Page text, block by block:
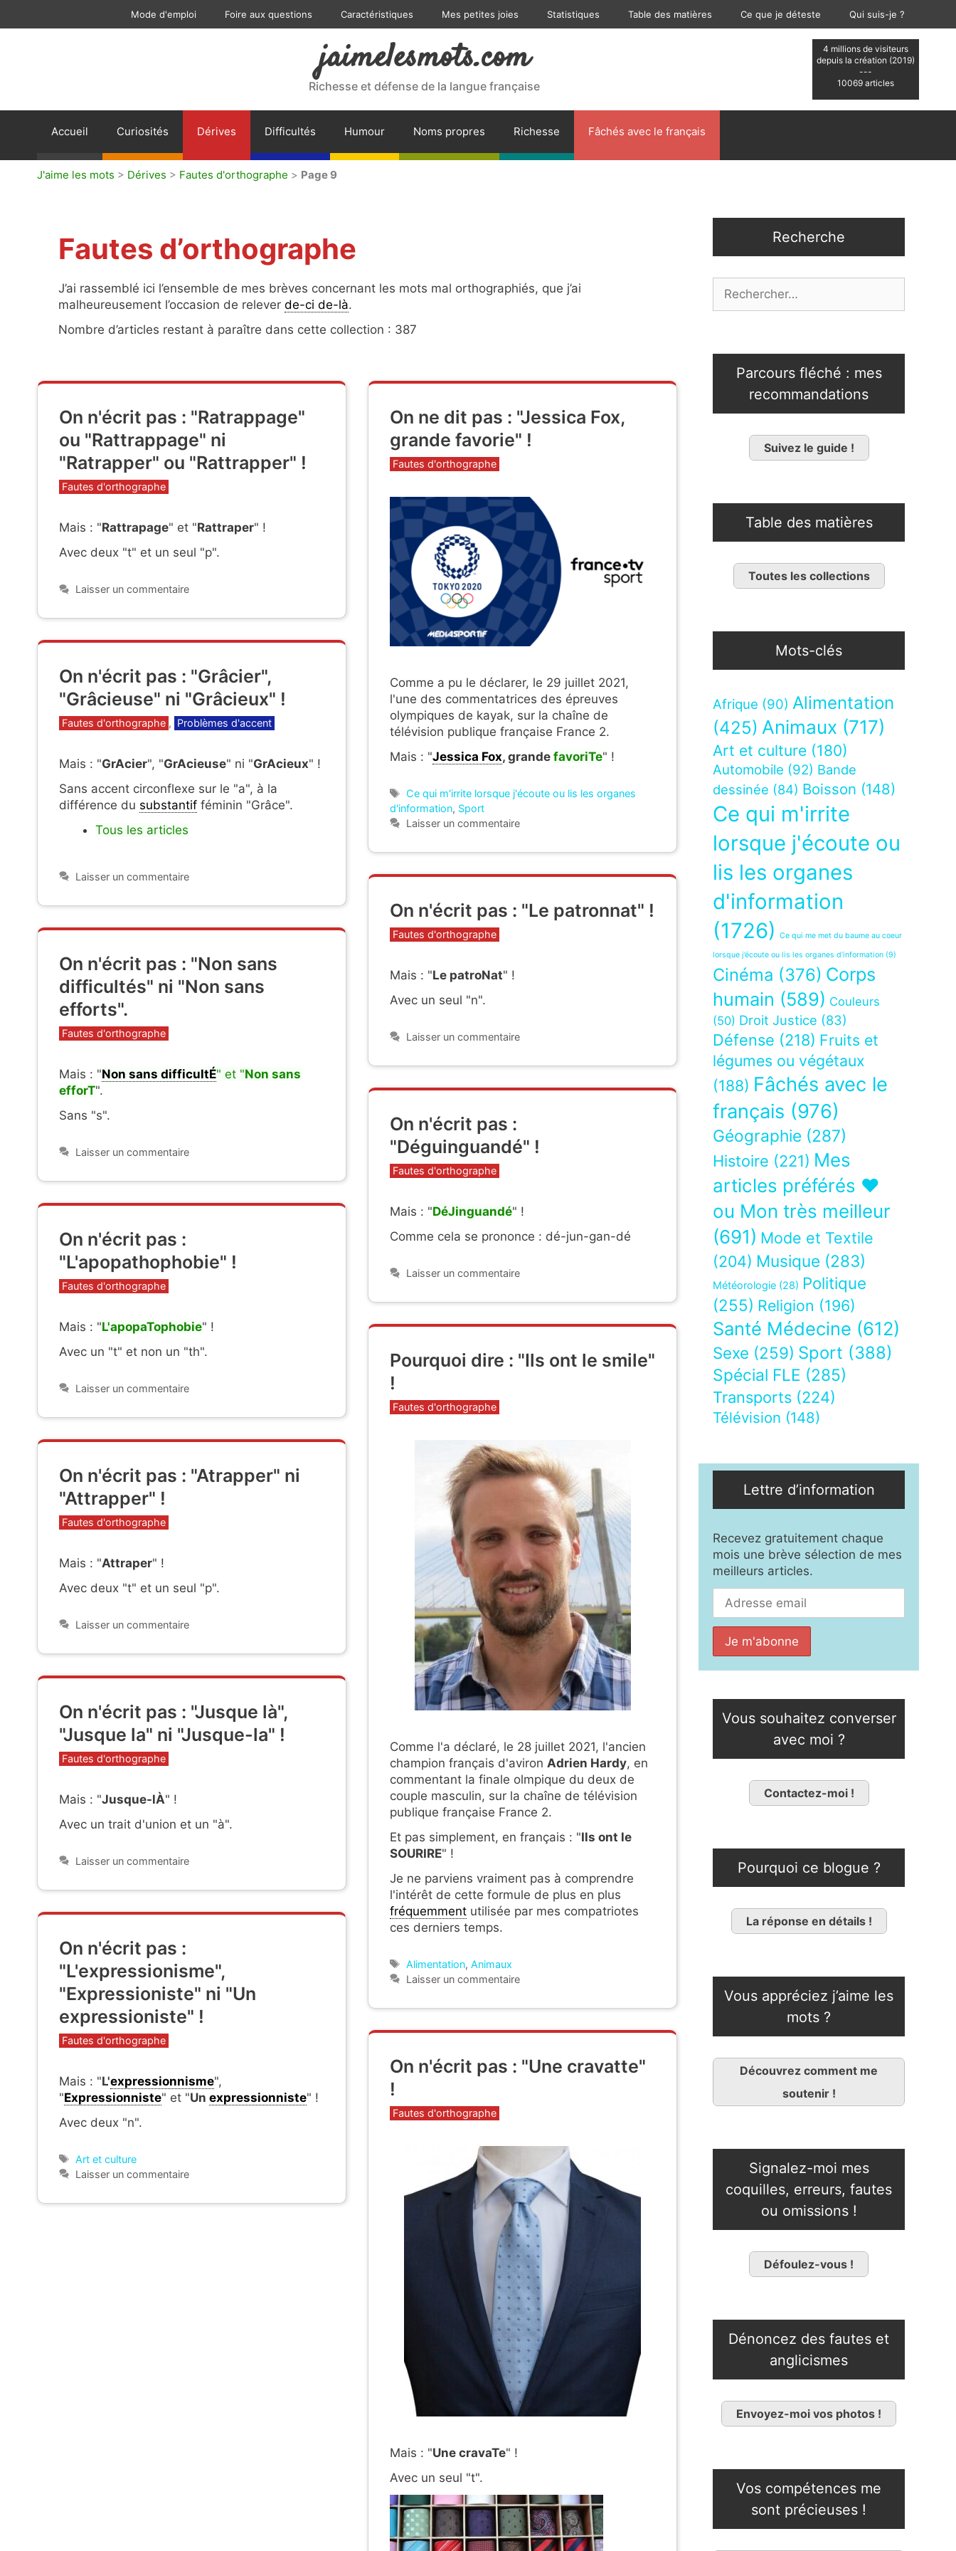
Mode d'emploi Foire aux questions Caractéristiques Mes petites joies Statistiques Table des matières Ce que je déteste Qui suis-je ?
4 millions de visiteurs
depuis la création (2019)
---
10069 articles
jaimelesmots.com
Richesse et défense de la langue française
Accueil Curiosités Dérives Difficultés Humour Noms propres Richesse Fâchés avec le français
J'aime les mots > Dérives > Fautes d'orthographe > Page 9
Fautes d’orthographe
J’ai rassemblé ici l’ensemble de mes brèves concernant les mots mal orthographiés, que j’ai
malheureusement l’occasion de relever de-ci de-là.
Nombre d’articles restant à paraître dans cette collection : 387
On n'écrit pas : "Ratrappage"
ou "Rattrappage" ni
"Ratrapper" ou "Rattrapper" !
Catégories
Fautes d'orthographe
Mais : "Rattrapage" et "Rattraper" !
Avec deux "t" et un seul "p".
Laisser un commentaire
On ne dit pas : "Jessica Fox,
grande favorie" !
Catégories
Fautes d'orthographe
Comme a pu le déclarer, le 29 juillet 2021,
l'une des commentatrices des épreuves
olympiques de kayak, sur la chaîne de
télévision publique française France 2.
Mais : "Jessica Fox, grande favoriTe" !
Étiquettes
Ce qui m'irrite lorsque j'écoute ou lis les organes
d'information, Sport
Laisser un commentaire
On n'écrit pas : "Grâcier",
"Grâcieuse" ni "Grâcieux" !
Catégories
Fautes d'orthographe , Problèmes d'accent
Mais : "GrAcier", "GrAcieuse" ni "GrAcieux" !
Sans accent circonflexe sur le "a", à la
différence du substantif féminin "Grâce".
Tous les articles
Laisser un commentaire
On n'écrit pas : "Le patronnat" !
Catégories
Fautes d'orthographe
Mais : "Le patroNat" !
Avec un seul "n".
Laisser un commentaire
On n'écrit pas : "Non sans
difficultés" ni "Non sans
efforts".
Catégories
Fautes d'orthographe
Mais : "Non sans difficultÉ" et "Non sans
efforT".
Sans "s".
Laisser un commentaire
On n'écrit pas :
"Déguinguandé" !
Catégories
Fautes d'orthographe
Mais : "DéJinguandé" !
Comme cela se prononce : dé-jun-gan-dé
Laisser un commentaire
On n'écrit pas :
"L'apopathophobie" !
Catégories
Fautes d'orthographe
Mais : "L'apopaTophobie" !
Avec un "t" et non un "th".
Laisser un commentaire
Pourquoi dire : "Ils ont le smile"
!
Catégories
Fautes d'orthographe
Comme l'a déclaré, le 28 juillet 2021, l'ancien
champion français d'aviron Adrien Hardy, en
commentant la finale olmpique du deux de
couple masculin, sur la chaîne de télévision
publique française France 2.
Et pas simplement, en français : "Ils ont le
SOURIRE" !
Je ne parviens vraiment pas à comprendre
l'intérêt de cette formule de plus en plus
fréquemment utilisée par mes compatriotes
ces derniers temps.
Étiquettes
Alimentation,Animaux
Laisser un commentaire
On n'écrit pas : "Atrapper" ni
"Attrapper" !
Catégories
Fautes d'orthographe
Mais : "Attraper" !
Avec deux "t" et un seul "p".
Laisser un commentaire
On n'écrit pas : "Jusque là",
"Jusque la" ni "Jusque-la" !
Catégories
Fautes d'orthographe
Mais : "Jusque-lÀ" !
Avec un trait d'union et un "à".
Laisser un commentaire
On n'écrit pas :
"L'expressionisme",
"Expressioniste" ni "Un
expressioniste" !
Catégories
Fautes d'orthographe
Mais : "L'expressionnisme",
"Expressionniste" et "Un expressionniste" !
Avec deux "n".
Étiquettes
Art et culture
Laisser un commentaire
On n'écrit pas : "Une cravatte"
!
Catégories
Fautes d'orthographe
Mais : "Une cravaTe" !
Avec un seul "t".
Recherche
Parcours fléché : mes
recommandations
Suivez le guide !
Table des matières
Toutes les collections
Mots-clés
Afrique (90) Alimentation
(425) Animaux (717)
Art et culture (180)
Automobile (92) Bande
dessinée (84) Boisson (148)
Ce qui m'irrite
lorsque j'écoute ou
lis les organes
d'information
(1726)
Ce qui me met du baume au coeur
lorsque j’écoute ou lis les organes d’information (9)
Cinéma (376) Corps
humain (589) Couleurs
(50) Droit Justice (83)
Défense (218) Fruits et
légumes ou végétaux
(188) Fâchés avec le
français (976)
Géographie (287)
Histoire (221) Mes
articles préférés ❤
ou Mon très meilleur
(691) Mode et Textile
(204) Musique (283)
Météorologie (28) Politique
(255) Religion (196)
Santé Médecine (612)
Sexe (259) Sport (388)
Spécial FLE (285)
Transports (224)
Télévision (148)
Lettre d’information
Recevez gratuitement chaque
mois une brève sélection de mes
meilleurs articles.
Vous souhaitez converser
avec moi ?
Contactez-moi !
Pourquoi ce blogue ?
La réponse en détails !
Vous appréciez j’aime les
mots ?
Découvrez comment me
soutenir !
Signalez-moi mes
coquilles, erreurs, fautes
ou omissions !
Défoulez-vous !
Dénoncez des fautes et
anglicismes
Envoyez-moi vos photos !
Vos compétences me
sont précieuses !